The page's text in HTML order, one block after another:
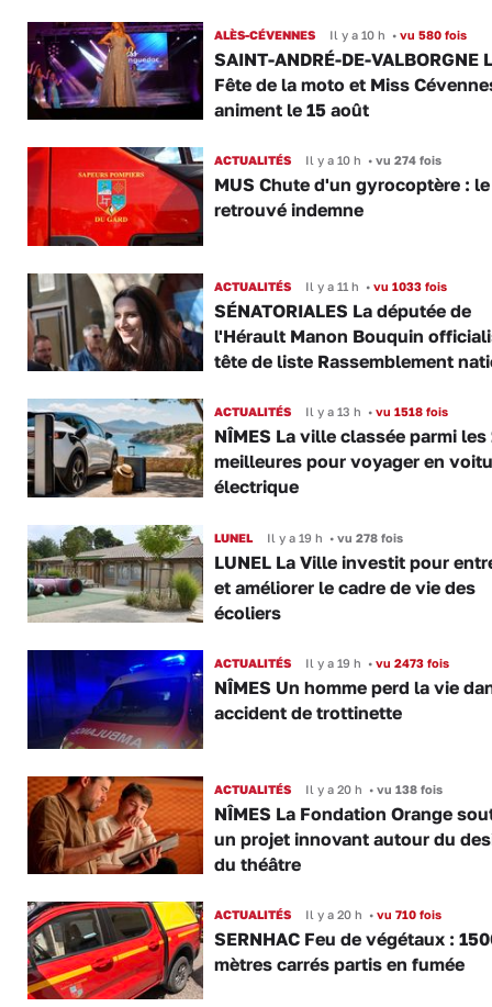
ALÈS-CÉVENNES Il y a 10 h •vu 580 fois
SAINT-ANDRÉ-DE-VALBORGNE
Fête de la moto et Miss
animent le 15 août
ACTUALITÉS Il y a 10 h •vu 274 fois
MUS Chute d'un gyrocoptère :
retrouvé indemne
ACTUALITÉS Il y a 11 h •vu 1033 fois
SÉNATORIALES La députée de
l'Hérault Manon Bouquin
tête de liste Rassemblement
ACTUALITÉS Il y a 13 h •vu 1518 fois
NÎMES La ville classée parmi les
meilleures pour voyager en
électrique
LUNEL Il y a 19 h •vu 278 fois
LUNEL La Ville investit pour
et améliorer le cadre de vie des
écoliers
ACTUALITÉS Il y a 19 h •vu 2473 fois
NÎMES Un homme perd la vie
accident de trottinette
ACTUALITÉS Il y a 20 h •vu 138 fois
NÎMES La Fondation Orange
un projet innovant autour du
du théâtre
ACTUALITÉS Il y a 20 h •vu 710 fois
SERNHAC Feu de végétaux :
mètres carrés partis en fumée